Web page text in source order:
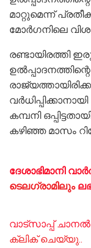
മാറ്റുമെന്ന്
മോർഗനിലെ
കമ്പനി
കഴിഞ്ഞ മാസം
ദേശാഭിമാനി
ടെലഗ്രാമിലും
വാട്സാപ്പ്
ക്ലിക് ചെയ്യു..